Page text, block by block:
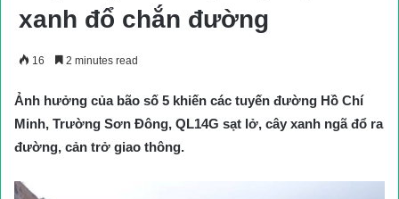
xanh đổ chắn đường
16 2 minutes read
Ảnh hưởng của bão số 5 khiến các tuyến đường Hồ Chí
Minh, Trường Sơn Đông, QL14G sạt lở, cây xanh ngã đổ ra
đường, cản trở giao thông.